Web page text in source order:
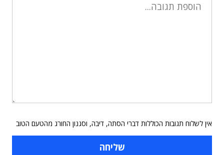
אין לשלוח תגובות הכוללות דברי הסתה, דיבה, וסגנון החורג מהטעם הטוב